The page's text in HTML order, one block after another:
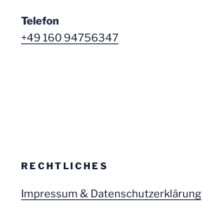
Telefon
+49 160 94756347
RECHTLICHES
Impressum & Datenschutzerklärung